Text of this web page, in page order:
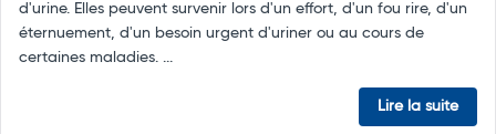
d'urine. Elles peuvent survenir lors d'un effort, d'un fou rire, d'un
éternuement, d'un besoin urgent d'uriner ou au cours de
certaines maladies. ...
Lire la suite